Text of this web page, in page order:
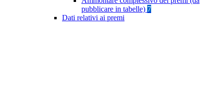
pubblicare in tabelle) 7
Dati relativi ai premi